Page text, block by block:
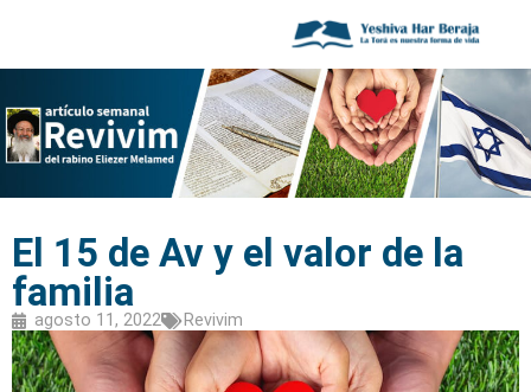
El 15 de Av y el valor de la
familia
agosto 11, 2022 Revivim